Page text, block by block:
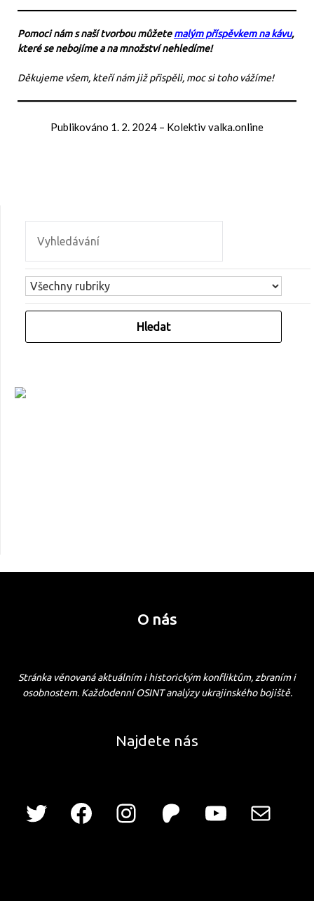
Pomoci nám s naší tvorbou můžetemalým příspěvkem na kávu,
které se nebojíme a na množství nehledíme!
Děkujeme všem, kteří nám již přispěli, moc si toho vážíme!
Publikováno 1. 2. 2024 – Kolektiv valka.online
O nás
Stránka věnovaná aktuálním i historickým konfliktům, zbraním i
osobnostem. Každodenní OSINT analýzy ukrajinského bojiště.
Najdete nás